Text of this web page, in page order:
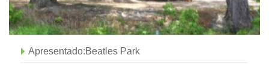
Apresentado:Beatles Park